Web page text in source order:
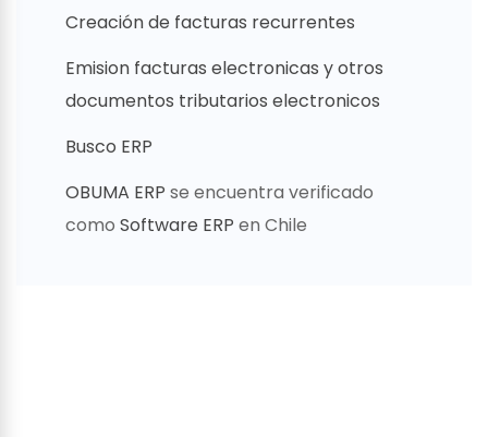
Creación de facturas recurrentes
Emision facturas electronicas y otros
documentos tributarios electronicos
Busco ERP
OBUMA ERP se encuentra verificado
como Software ERP en Chile